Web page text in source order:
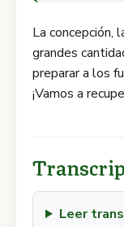
La concepción,
grandes
preparar a los
¡Vamos a
Leer